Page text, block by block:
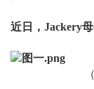
近日， Jackery
（